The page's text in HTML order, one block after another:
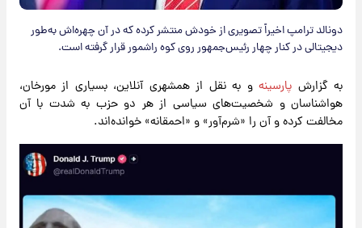
دونالد ترامپ اخیراً تصویری از خودش منتشر کرده که در آن چهره‌اش به‌طور
دیجیتالی در کنار چهار رئیس‌جمهور روی کوه راشمور قرار گرفته است.
به گزارشپارسینهو به نقل از همشهری آنلاین، بسیاری از مورخان،
هواشناسان و شخصیت‌های سیاسی از هر دو حزب به شدت با آن
مخالفت کرده و آن را «شرم‌آور» و «احمقانه» خوانده‌اند.